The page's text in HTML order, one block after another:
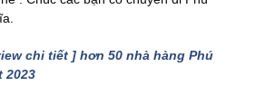
chi tiết ] hơn 50 nhà hàng Phú
2023